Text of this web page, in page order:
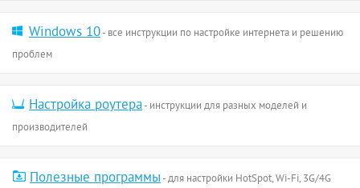
Windows 10- все инструкции по настройке интернета и решению
проблем
Настройка роутера- инструкции для разных моделей и
производителей
Полезные программы- для настройки HotSpot, Wi-Fi, 3G/4G